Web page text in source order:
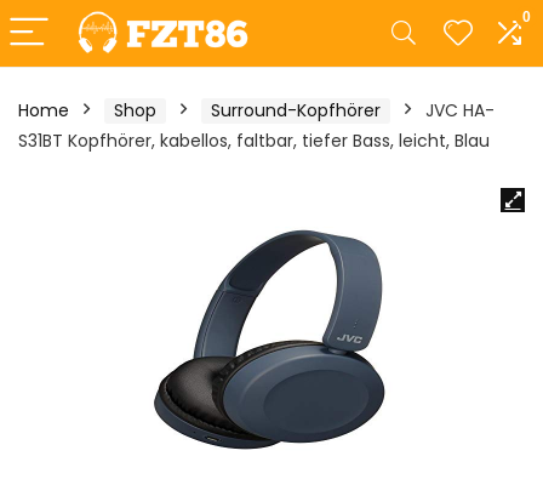
0
Home Shop Surround-Kopfhörer
JVC HA-
S31BT Kopfhörer, kabellos, faltbar, tiefer Bass, leicht, Blau